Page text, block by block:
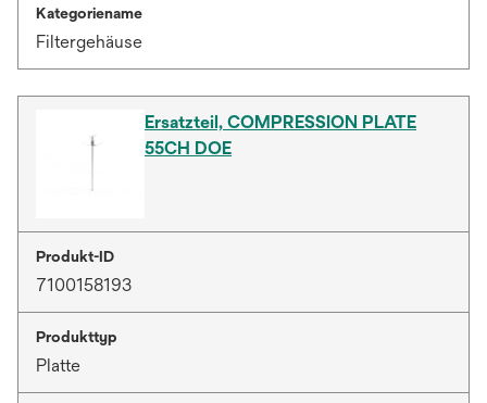
Kategoriename
Filtergehäuse
Ersatzteil, COMPRESSION PLATE
55CH DOE
Produkt-ID
7100158193
Produkttyp
Platte